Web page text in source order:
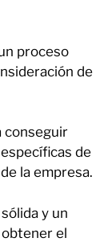
proceso
de
conseguir
de
la empresa.
y un
el